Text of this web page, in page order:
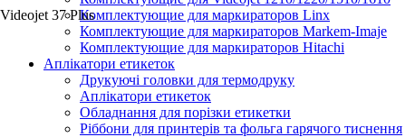
Комплектующие для маркираторов Linx
Комплектующие для маркираторов Markem-Imaje
Комплектующие для маркираторов Hitachi
Аплікатори етикеток
Друкуючі головки для термодруку
Аплікатори етикеток
Обладнання для порізки етикетки
Ріббони для принтерів та фольга гарячого тиснення
Videojet 37 Plus